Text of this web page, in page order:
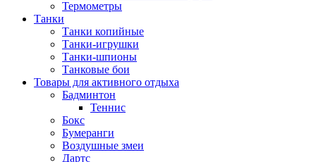
Термометры
Танки
Танки копийные
Танки-игрушки
Танки-шпионы
Танковые бои
Товары для активного отдыха
Бадминтон
Теннис
Бокс
Бумеранги
Воздушные змеи
Дартс